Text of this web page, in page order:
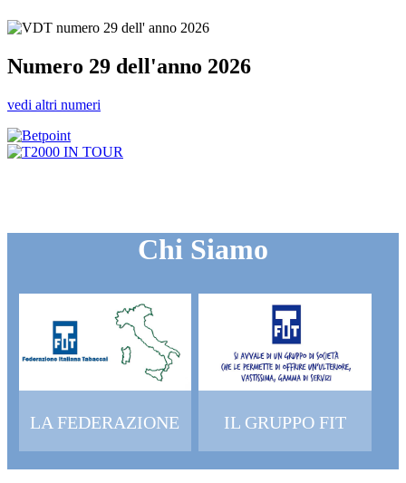
Numero 29 dell'anno 2026
vedi altri numeri
Chi Siamo
LA FEDERAZIONE IL GRUPPO FIT